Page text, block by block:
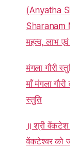
(Anyatha
Sharanam
महत्व, लाभ
मंगला गौरी
माँ मंगला
स्तुति
॥ श्री वेंकटेश
वेंकटेश्वर को